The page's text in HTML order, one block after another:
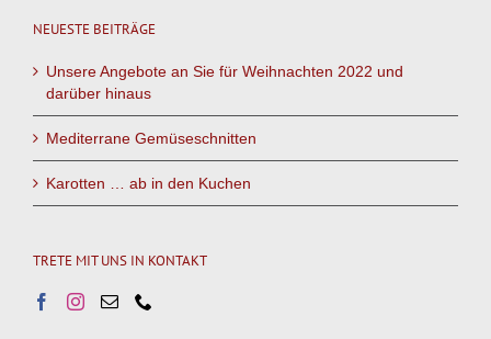
NEUESTE BEITRÄGE
Unsere Angebote an Sie für Weihnachten 2022 und
darüber hinaus
Mediterrane Gemüseschnitten
Karotten … ab in den Kuchen
TRETE MIT UNS IN KONTAKT